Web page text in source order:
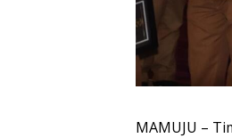
MAMUJU –